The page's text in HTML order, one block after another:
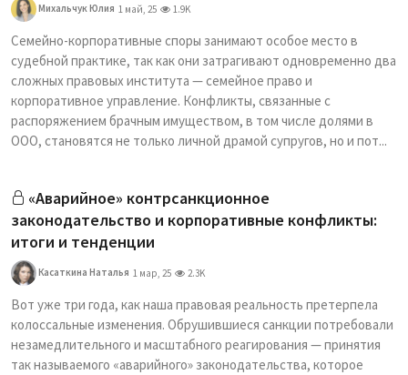
Михальчук Юлия 1 май, 25 1.9K
Семейно-корпоративные споры занимают особое место в
судебной практике, так как они затрагивают одновременно два
сложных правовых института — семейное право и
корпоративное управление. Конфликты, связанные с
распоряжением брачным имуществом, в том числе долями в
ООО, становятся не только личной драмой супругов, но и пот...
«Аварийное» контрсанкционное
законодательство и корпоративные конфликты:
итоги и тенденции
Касаткина Наталья 1 мар, 25 2.3K
Вот уже три года, как наша правовая реальность претерпела
колоссальные изменения. Обрушившиеся санкции потребовали
незамедлительного и масштабного реагирования — принятия
так называемого «аварийного» законодательства, которое